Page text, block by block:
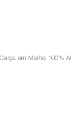
em Malha 100%